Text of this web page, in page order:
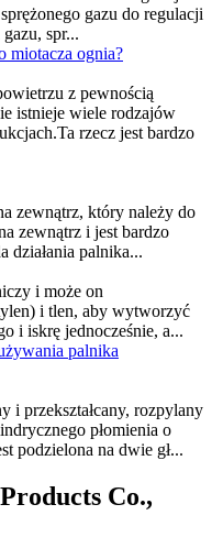
gazu do regulacji
spr...
z pewnością
istnieje wiele rodzajów
rzecz jest bardzo
zewnątrz, który należy do
zewnątrz i jest bardzo
działania palnika...
i może on
i tlen, aby wytworzyć
i iskrę jednocześnie, a...
i przekształcany, rozpylany
płomienia o
podzielona na dwie gł...
Co.,